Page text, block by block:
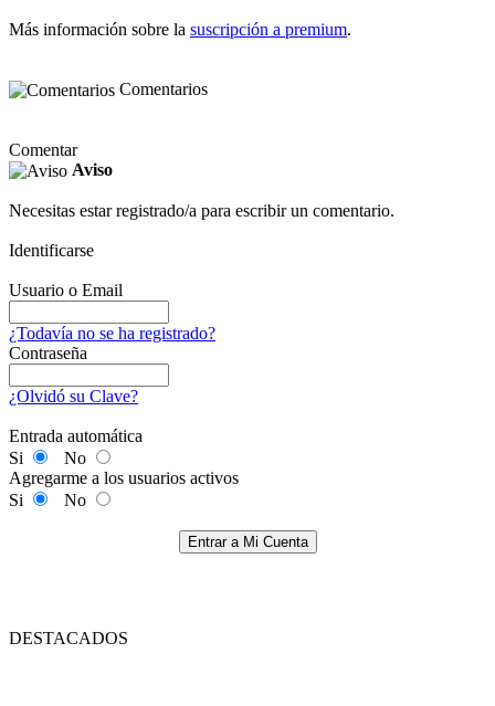
Más información sobre la suscripción a premium.
Comentarios
Comentar
Aviso
Necesitas estar registrado/a para escribir un comentario.
Identificarse
Usuario o Email
¿Todavía no se ha registrado?
Contraseña
¿Olvidó su Clave?
Entrada automática
Si
No
Agregarme a los usuarios activos
Si
No
Entrar a Mi Cuenta
DESTACADOS